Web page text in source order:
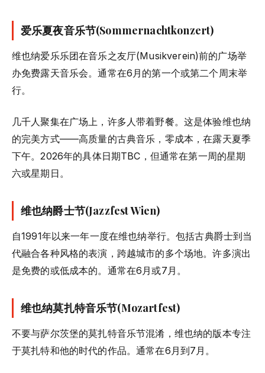
爱乐夏夜音乐节(Sommernachtkonzert)
维也纳爱乐乐团在音乐之友厅(Musikverein)前的广场举
办免费露天音乐会。通常在6月的第一个或第二个周末举
行。
几千人聚集在广场上，许多人带着野餐。这是体验维也纳
的完美方式——高质量的古典音乐，零成本，在露天夏季
下午。2026年的具体日期TBC，但通常在第一周的星期
六或星期日。
维也纳爵士节(Jazzfest Wien)
自1991年以来一年一度在维也纳举行。包括古典爵士到当
代融合各种风格的表演，跨越城市的多个场地。许多演出
是免费的或低成本的。通常在6月或7月。
维也纳莫扎特音乐节(Mozartfest)
不要与萨尔茨堡的莫扎特音乐节混淆，维也纳的版本专注
于莫扎特和他的时代的作品。通常在6月到7月。